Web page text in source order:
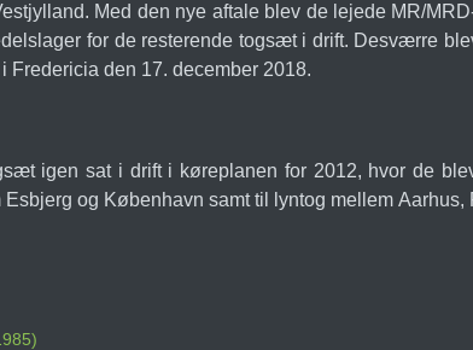
Med den nye aftale blev de lejede MR/
for de resterende togsæt i drift. Desværre
Fredericia den 17. december 2018.
igen sat i drift i køreplanen for 2012, hvor de
og København samt til lyntog mellem